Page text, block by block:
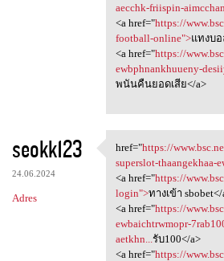
aecchk-friispin-
<a href="https://
football-online">แทงบอ
<a href="https://
ewbphnankhuueny-
พนันคืนยอดเสีย</a>
seokk123
24.06.2024
Adres
href="https://
href="https://
superslot-thaangekhaa-
<a href="https://
login">ทางเข้า sbobet</
<a href="https://
ewbaichtrwmopr-
aetkhn... รับ100</a>
<a href="https://